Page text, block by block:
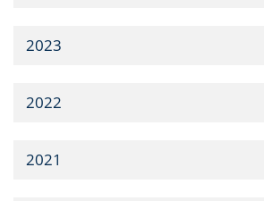
2023
2022
2021